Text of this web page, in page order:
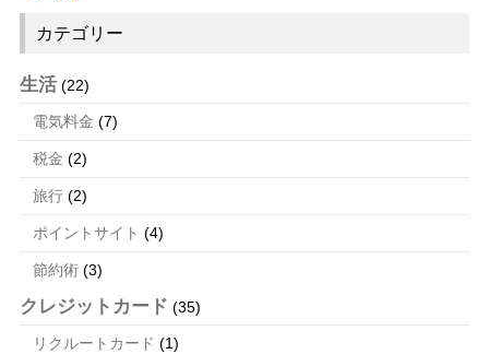
カテゴリー
生活(22)
電気料金 (7)
税金 (2)
旅行(2)
ポイントサイト (4)
節約術(3)
クレジットカード (35)
リクルートカード (1)